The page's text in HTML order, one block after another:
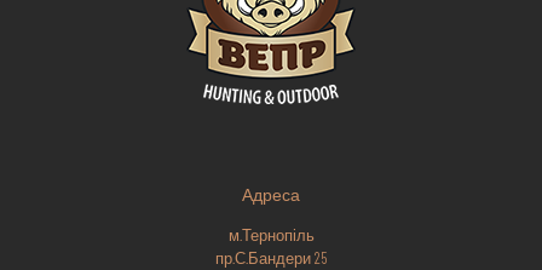
Адреса
м.Тернопіль
пр.С.Бандери 25